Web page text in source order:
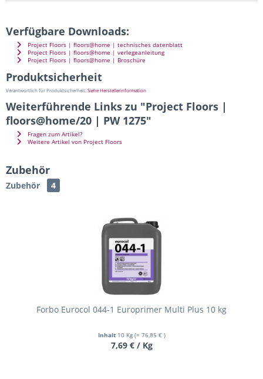
Verfügbare Downloads:
Project Floors | floors@home | technisches datenblatt
Project Floors | floors@home | verlegeanleitung
Project Floors | floors@home | Broschüre
Produktsicherheit
Verantwortlich für Produktsicherheit:Siehe Herstellerinformation
Weiterführende Links zu "Project Floors |
floors@home/20 | PW 1275"
Fragen zum Artikel?
Weitere Artikel von Project Floors
Zubehör
Zubehör 4
Forbo Eurocol 044-1 Europrimer Multi Plus 10 kg
Inhalt 10 Kg (= 76,85 € )
7,69 € / Kg